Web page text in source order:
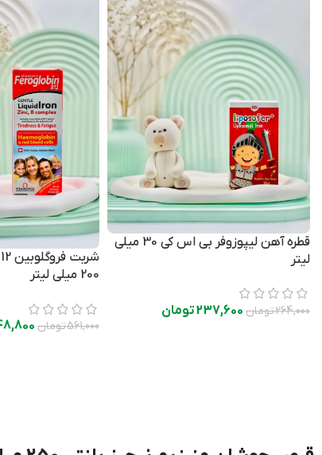
قطره آهن لیپوزوفر بی اس کی 30 میلی
لیتر
264,000تومان 237,600تومان
200 میلی لیتر
561,000تومان